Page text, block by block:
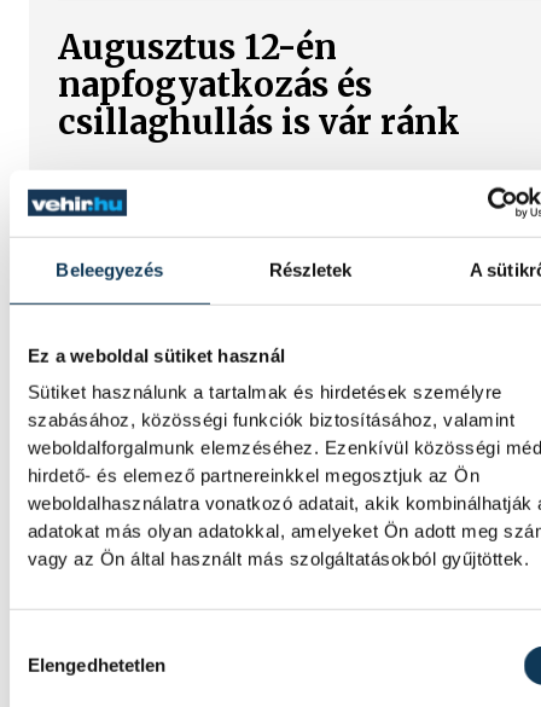
Beleegyezés Részletek A
Ez a weboldal sütiket használ
Sütiket használunk a tartalmak és hirdetések személyre
szabásához, közösségi funkciók biztosításához, valamint
weboldalforgalmunk elemzéséhez. Ezenkívül közösségi
hirdető- és elemező partnereinkkel megosztjuk az Ön
weboldalhasználatra vonatkozó adatait, akik kombinálhatják
adatokat más olyan adatokkal, amelyeket Ön adott meg
vagy az Ön által használt más szolgáltatásokból gyűjtöttek.
Elengedhetetlen
Augusztus 12-én
napfogyatkozás és
csillaghullás is vár ránk
Az év legsűrűbb csillagászati napján,
12-én éjjel tetőzik majd a Perseidák
hullócsillagraj, de ugyanezen a napon
napfogyatkozást is meg lehet majd
Lekapcsolják Veszprém
díszkivilágítását, elzárják a
szökőkutakat
A kormány energiatakarékossági
csatlakozva Veszprém városa és Veszprémi
Főegyházmegye is lekapcsolta a veszprémi
épületek és nevezetességek
Mi történik a balatonalmádi